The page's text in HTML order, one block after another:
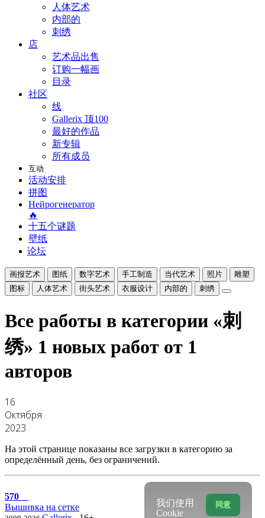
人体艺术
内部的
刺绣
店
艺术品出售
订购一幅画
目录
社区
线
Gallerix 顶100
最好的作品
新专辑
所有成员
互动
活动安排
拼图
Нейрогенератор
🔥
十五个谜题
壁纸
论坛
画报艺术 图纸 数字艺术 手工制造 当代艺术 照片
雕塑
图标
人体艺术 街头艺术 衣服设计 内部的 刺绣
Все работы в категории «刺
绣» 1 новых работ от 1
авторов
16
Октября
2023
На этой странице показаны все загрузки в категорию за
определённый день, без ограничений.
570
Вышивка на сетке
同意
我们使用
Cookie